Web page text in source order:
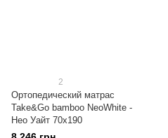
2
Ортопедический матрас
Take&Go bamboo NeoWhite -
Нео Уайт 70x190